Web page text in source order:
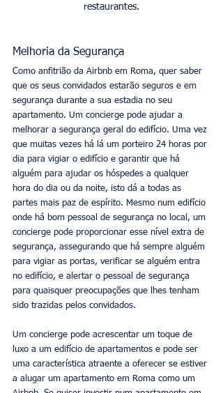
restaurantes.
Melhoria da Segurança
Como anfitrião da Airbnb em Roma, quer saber
que os seus convidados estarão seguros e em
segurança durante a sua estadia no seu
apartamento. Um concierge pode ajudar a
melhorar a segurança geral do edifício. Uma vez
que muitas vezes há lá um porteiro 24 horas por
dia para vigiar o edifício e garantir que há
alguém para ajudar os hóspedes a qualquer
hora do dia ou da noite, isto dá a todas as
partes mais paz de espírito. Mesmo num edifício
onde há bom pessoal de segurança no local, um
concierge pode proporcionar esse nível extra de
segurança, assegurando que há sempre alguém
para vigiar as portas, verificar se alguém entra
no edifício, e alertar o pessoal de segurança
para quaisquer preocupações que lhes tenham
sido trazidas pelos convidados.
Um concierge pode acrescentar um toque de
luxo a um edifício de apartamentos e pode ser
uma característica atraente a oferecer se estiver
a alugar um apartamento em Roma como um